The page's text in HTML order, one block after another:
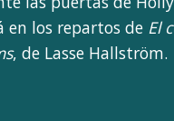
en los repartos de El
, de Lasse Hallström.